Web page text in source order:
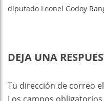
diputado Leonel Godoy
DEJA UNA
Tu dirección de correo